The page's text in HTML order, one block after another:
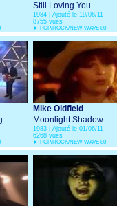
Still Loving You
1984 | Ajouté le 19/06/11
8755 vues
► POP/ROCK/NEW WAVE 80
Mike Oldfield
Moonlight Shadow
1983 | Ajouté le 01/06/11
6268 vues
► POP/ROCK/NEW WAVE 80